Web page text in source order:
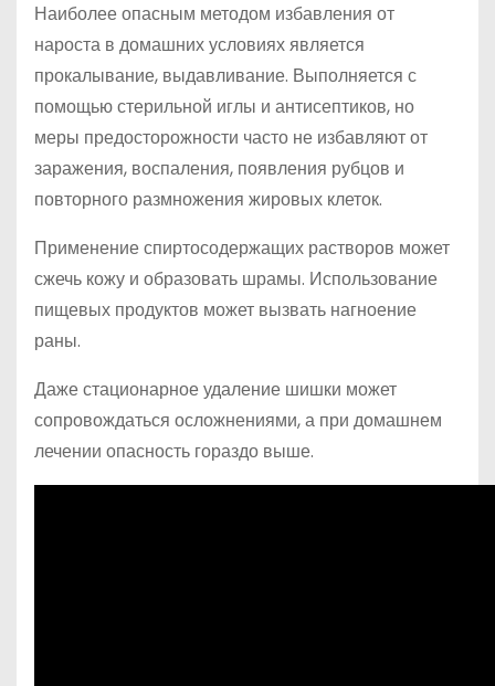
Наиболее опасным методом избавления от
нароста в домашних условиях является
прокалывание, выдавливание. Выполняется с
помощью стерильной иглы и антисептиков, но
меры предосторожности часто не избавляют от
заражения, воспаления, появления рубцов и
повторного размножения жировых клеток.
Применение спиртосодержащих растворов может
сжечь кожу и образовать шрамы. Использование
пищевых продуктов может вызвать нагноение
раны.
Даже стационарное удаление шишки может
сопровождаться осложнениями, а при домашнем
лечении опасность гораздо выше.